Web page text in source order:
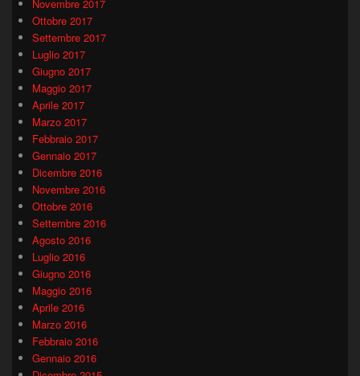
Novembre 2017
Ottobre 2017
Settembre 2017
Luglio 2017
Giugno 2017
Maggio 2017
Aprile 2017
Marzo 2017
Febbraio 2017
Gennaio 2017
Dicembre 2016
Novembre 2016
Ottobre 2016
Settembre 2016
Agosto 2016
Luglio 2016
Giugno 2016
Maggio 2016
Aprile 2016
Marzo 2016
Febbraio 2016
Gennaio 2016